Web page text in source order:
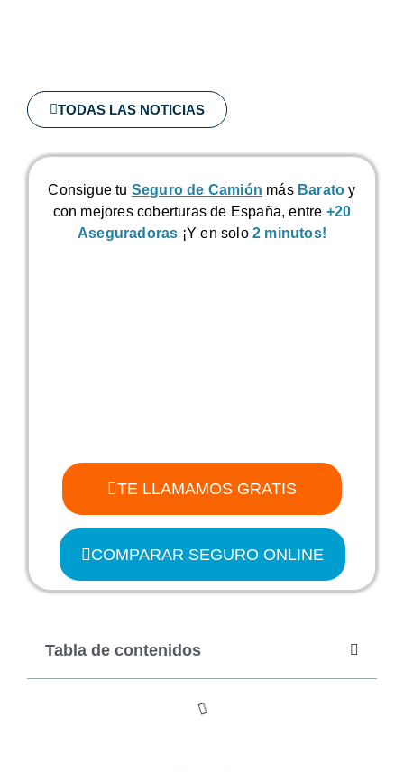
TODAS LAS NOTICIAS
Consigue tu Seguro de Camión más Barato y
con mejores coberturas de España, entre +20
Aseguradoras ¡Y en solo 2 minutos!
TE LLAMAMOS GRATIS
COMPARAR SEGURO ONLINE
Tabla de contenidos